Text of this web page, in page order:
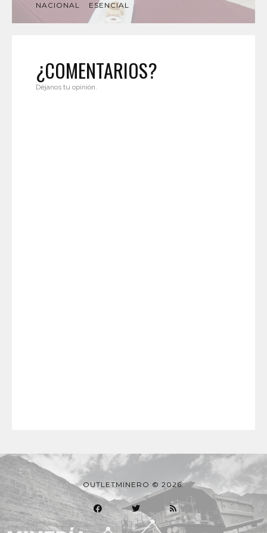
NACIONAL ESENCIAL
¿COMENTARIOS?
Déjanos tu opinión.
OUTLETMINERO © 2026.